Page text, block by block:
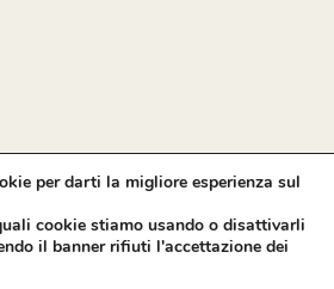
is aWebsite BuilderforWordPress
All Rights Reserved • Developed by
ThemeFusion
per darti la migliore esperienza sul
cookie stiamo usando o disattivarli
il banner rifiuti l'accettazione dei